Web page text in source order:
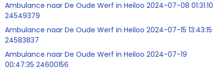
Ambulance naar De Oude Werf in Heiloo 2024-07-08 01:31:10
24549379
Ambulance naar De Oude Werf in Heiloo 2024-07-15 13:43:15
24583837
Ambulance naar De Oude Werf in Heiloo 2024-07-19
00:47:35 24600156